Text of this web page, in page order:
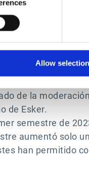
Allow selection
con
aumento del
en línea con
de la
de Esker.
semestre de
aumentó solo
han permitido